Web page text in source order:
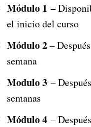
Módulo 1 –
el inicio del curso
Módulo 2–
semana
Modulo 3 –
semanas
Módulo 4 –